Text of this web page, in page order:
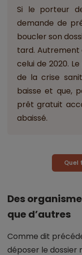
Si le porteur
demande de
boucler son
tard. Autrement
celui de 2020.
de la crise
baisse et que,
prêt gratuit
abaissé.
Quel
Des
que d’autres
Comme dit
déposer le dossier